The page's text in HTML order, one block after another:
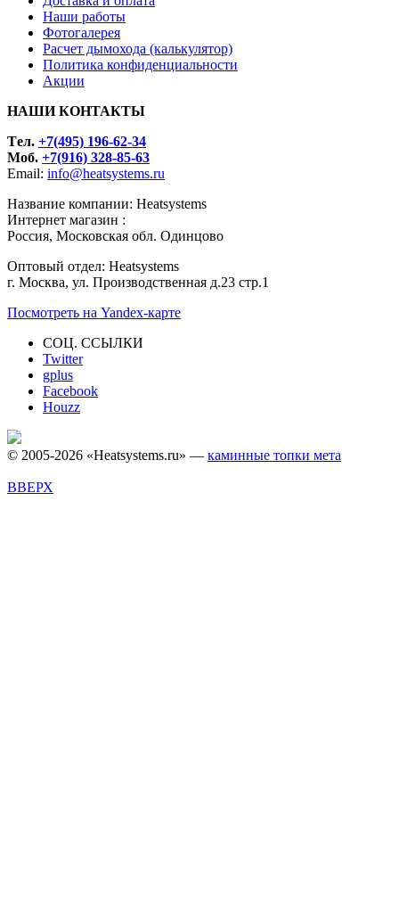
Наши работы
Фотогалерея
Расчет дымохода (калькулятор)
Политика конфиденциальности
Акции
НАШИ КОНТАКТЫ
Tел. +7(495) 196-62-34
Моб. +7(916) 328-85-63
Email: info@heatsystems.ru
Название компании: Heatsystems
Интернет магазин :
Россия, Московская обл. Одинцово
Оптовый отдел: Heatsystems
г. Москва, ул. Производственная д.23 стр.1
Посмотреть на Yandex-карте
СОЦ. ССЫЛКИ
Twitter
gplus
Facebook
Houzz
© 2005-2026 «Heatsystems.ru» — каминные топки мета
ВВЕРХ